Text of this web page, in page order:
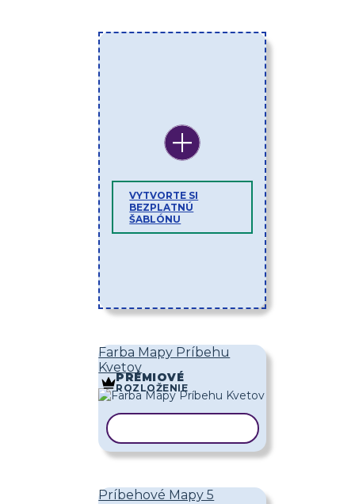
VYTVORTE SI
BEZPLATNÚ
ŠABLÓNU
Farba Mapy Príbehu
Kvetov
PRÉMIOVÉ
ROZLOŽENIE
Príbehové Mapy 5